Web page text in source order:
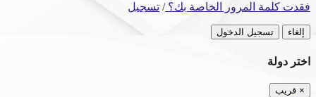
فقدت كلمة المرور الخاصة بك؟/ تسجيل
إلغاء تسجيل الدخول
اختر دولة
× قريب